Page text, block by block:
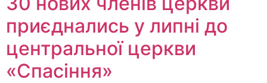
приєднались у липні до
центральної церкви
«Спасіння»